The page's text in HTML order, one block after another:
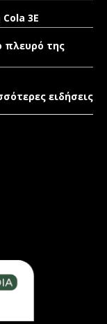
3E
πλευρό της
ειδήσεις